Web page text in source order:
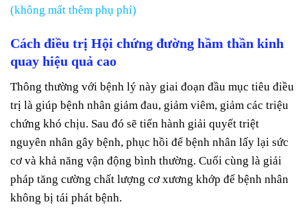
(không mất thêm phụ phí)
Cách điều trị Hội chứng đường hầm thần kinh
quay hiệu quả cao
Thông thường với bệnh lý này giai đoạn đầu mục tiêu điều
trị là giúp bệnh nhân giảm đau, giảm viêm, giảm các triệu
chứng khó chịu. Sau đó sẽ tiến hành giải quyết triệt
nguyên nhân gây bệnh, phục hồi để bệnh nhân lấy lại sức
cơ và khả năng vận động bình thường. Cuối cùng là giải
pháp tăng cường chất lượng cơ xương khớp để bệnh nhân
không bị tái phát bệnh.